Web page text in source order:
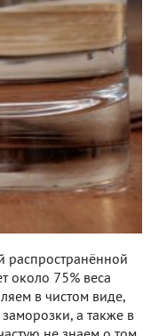
распространённой
около 75% веса
в чистом виде,
а также в